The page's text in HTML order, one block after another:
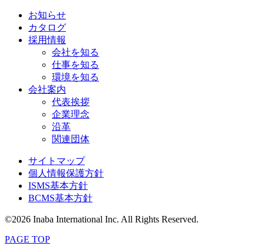
お知らせ
カタログ
採用情報
会社を知る
仕事を知る
環境を知る
会社案内
代表挨拶
企業理念
沿革
関連団体
サイトマップ
個人情報保護方針
ISMS基本方針
BCMS基本方針
©2026 Inaba International Inc. All Rights Reserved.
PAGE TOP